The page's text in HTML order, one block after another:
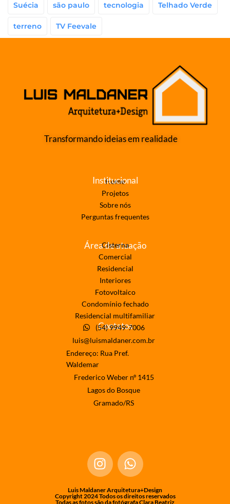
Suécia são paulo tecnologia Telhado Verde
terreno TV Feevale
Transformando ideias em realidade
Home
Projetos
Sobre nós
Perguntas frequentes
Institucional
Área de atuação
Cisterna
Comercial
Residencial
Interiores
Fotovoltaico
Condomínio fechado
Residencial multifamiliar
Contatos
(54) 9949-7006
luis@luismaldaner.com.br
Endereço: Rua Pref.
Waldemar
Frederico Weber nº 1415
Lagos do Bosque
Gramado/RS
Luis Maldaner Arquitetura+Design
Copyright 2024 Todos os direitos reservados
Todas as fotos são da fotógrafa Clara Beatriz